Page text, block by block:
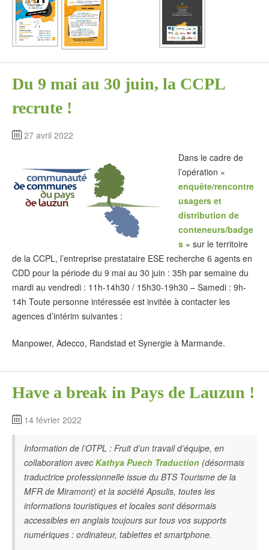
Du 9 mai au 30 juin, la CCPL
recrute !
27 avril 2022
Dans le cadre de
l’opération «
enquête/rencontre
usagers et
distribution de
conteneurs/badge
s » sur le territoire
de la CCPL, l’entreprise prestataire ESE recherche 6 agents en
CDD pour la période du 9 mai au 30 juin : 35h par semaine du
mardi au vendredi : 11h-14h30 / 15h30-19h30 – Samedi : 9h-
14h Toute personne intéressée est invitée à contacter les
agences d’intérim suivantes :
Manpower, Adecco, Randstad et Synergie à Marmande.
Have a break in Pays de Lauzun !
14 février 2022
Information de l’OTPL : Fruit d’un travail d’équipe, en
collaboration avec Kathya Puech Traduction (désormais
traductrice professionnelle issue du BTS Tourisme de la
MFR de Miramont) et la société Apsulis, toutes les
informations touristiques et locales sont désormais
accessibles en anglais toujours sur tous vos supports
numériques : ordinateur, tablettes et smartphone.